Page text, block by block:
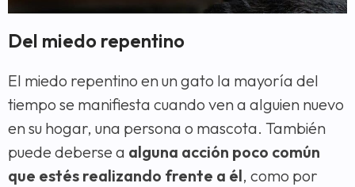
Del miedo repentino
El miedo repentino en un gato la mayoría del
tiempo se manifiesta cuando ven a alguien nuevo
en su hogar, una persona o mascota. También
puede deberse a alguna acción poco común
que estés realizando frente a él, como por